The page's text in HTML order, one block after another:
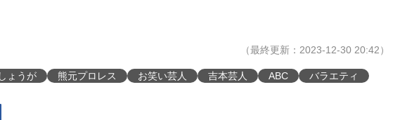
（最終更新：2023-12-30 20:42）
ょうが 熊元プロレス お笑い芸人 吉本芸人 ABC バラエティ